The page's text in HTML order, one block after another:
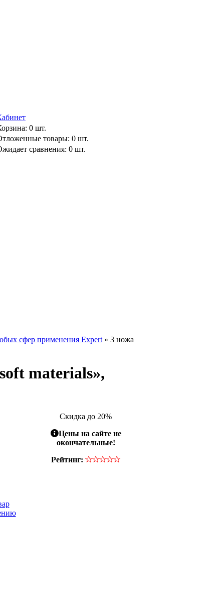
0 шт.
товары: 0 шт.
сравнения: 0 шт.
сфер применения Expert » 3 ножа
materials»,
Скидка до 20%
Цены на сайте не
окончательные!
Рейтинг: